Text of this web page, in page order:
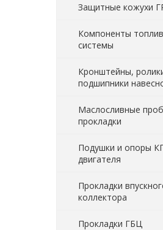
Защитные кожухи
Компоненты
системы
Кронштейны,
подшипники
Маслосливные
прокладки
Подушки и опоры
двигателя
Прокладки
коллектора
Прокладки ГБЦ